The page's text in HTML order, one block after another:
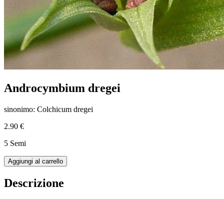
Androcymbium dregei
sinonimo: Colchicum dregei
2.90 €
5 Semi
Aggiungi al carrello
Descrizione